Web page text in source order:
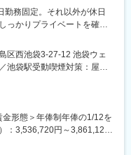
年度）
ターと訪問して医師と面会
100％子会社で、医薬品プ
ーションを提供するメディ
す。医療用医薬品メーカー
化するための戦略策定か
がら提供しています。
務固定。それ以外が休日
っかりプライベートを確保
して、医療用デバイスの使
ただきます。全国の患者様
話の問い合わせ対応等をお
区西池袋3-27-12 池袋ウェ
池袋駅受動喫煙対策：屋内
業所
形態＞年俸制年俸の1/12を
：3,536,720円～3,861,120